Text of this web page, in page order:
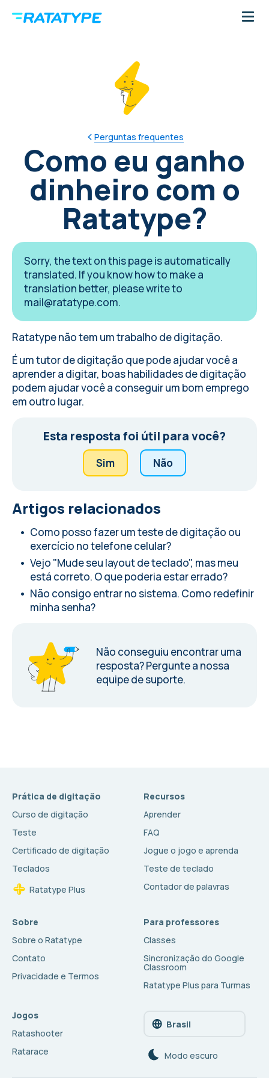
Perguntas frequentes
Como eu ganho
dinheiro com o
Ratatype?
Sorry, the text on this page is automatically
translated. If you know how to make a
translation better, please write to
mail@ratatype.com.
Ratatype não tem um trabalho de digitação.
É um tutor de digitação que pode ajudar você a
aprender a digitar, boas habilidades de digitação
podem ajudar você a conseguir um bom emprego
em outro lugar.
Esta resposta foi útil para você?
Sim Não
Artigos relacionados
Como posso fazer um teste de digitação ou
exercício no telefone celular?
Vejo "Mude seu layout de teclado", mas meu
está correto. O que poderia estar errado?
Não consigo entrar no sistema. Como redefinir
minha senha?
Não conseguiu encontrar uma
resposta?Pergunte a nossa
equipe de suporte.
Prática de digitação
Curso de digitação
Teste
Certificado de digitação
Teclados
Ratatype Plus
Recursos
Aprender
FAQ
Jogue o jogo e aprenda
Teste de teclado
Contador de palavras
Sobre
Sobre o Ratatype
Contato
Privacidade e Termos
Para professores
Classes
Sincronização do Google
Classroom
Ratatype Plus para Turmas
Jogos
Ratashooter
Ratarace
Brasil
Modo escuro